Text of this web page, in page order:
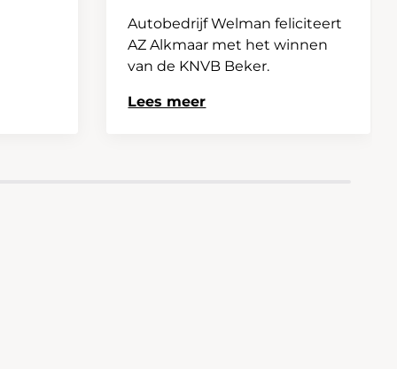
Autobedrijf Welman feliciteert
AZ Alkmaar met het winnen
van de KNVB Beker.
Lees meer